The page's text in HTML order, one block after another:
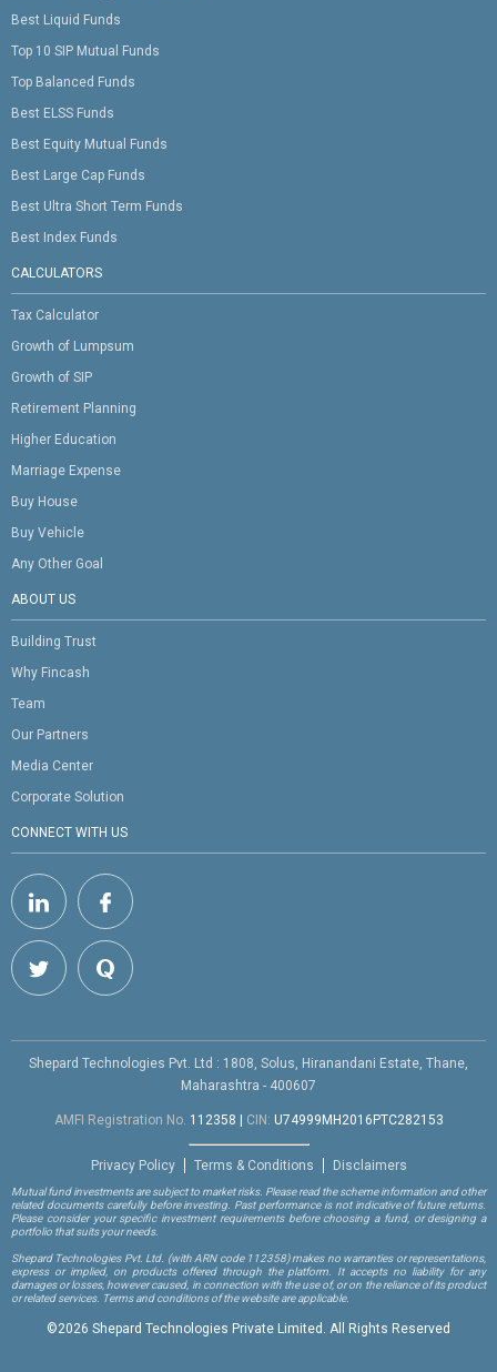
Best Liquid Funds
Top 10 SIP Mutual Funds
Top Balanced Funds
Best ELSS Funds
Best Equity Mutual Funds
Best Large Cap Funds
Best Ultra Short Term Funds
Best Index Funds
CALCULATORS
Tax Calculator
Growth of Lumpsum
Growth of SIP
Retirement Planning
Higher Education
Marriage Expense
Buy House
Buy Vehicle
Any Other Goal
ABOUT US
Building Trust
Why Fincash
Team
Our Partners
Media Center
Corporate Solution
CONNECT WITH US
Shepard Technologies Pvt. Ltd : 1808, Solus, Hiranandani Estate, Thane,
Maharashtra - 400607
AMFI Registration No. 112358 | CIN: U74999MH2016PTC282153
Privacy Policy Terms & Conditions Disclaimers
Mutual fund investments are subject to market risks. Please read the scheme information and other
related documents carefully before investing. Past performance is not indicative of future returns.
Please consider your specific investment requirements before choosing a fund, or designing a
portfolio that suits your needs.
Shepard Technologies Pvt. Ltd. (with ARN code 112358)makes no warranties or representations,
express or implied, on products offered through the platform. It accepts no liability for any
damages or losses, however caused, in connection with the use of, or on the reliance of its product
or related services. Terms and conditions of the website are applicable.
©2026 Shepard Technologies Private Limited. All Rights Reserved